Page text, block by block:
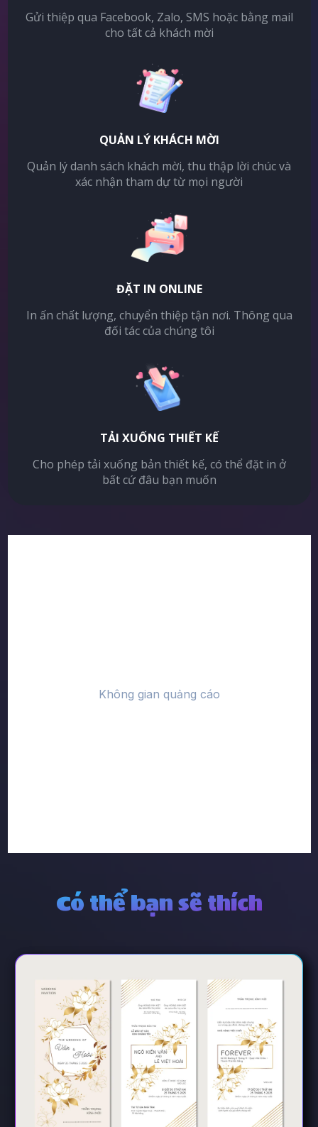
Gửi thiệp qua Facebook, Zalo, SMS hoặc bằng mail
cho tất cả khách mời
QUẢN LÝ KHÁCH MỜI
Quản lý danh sách khách mời, thu thập lời chúc và
xác nhận tham dự từ mọi người
ĐẶT IN ONLINE
In ấn chất lượng, chuyển thiệp tận nơi. Thông qua
đối tác của chúng tôi
TẢI XUỐNG THIẾT KẾ
Cho phép tải xuống bản thiết kế, có thể đặt in ở
bất cứ đâu bạn muốn
Có thể bạn sẽ thích